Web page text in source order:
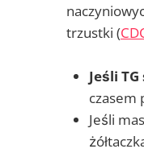
trzustki (
Jeśli
czasem
Jeśli